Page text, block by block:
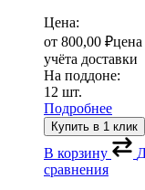
Цена:
от 800,00 ₽цена
учёта доставки
На поддоне:
12 шт.
Подробнее
Купить в 1 клик
В корзину
сравнения